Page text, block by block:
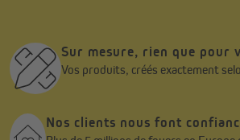
Sur mesure, rien que pour
Vos produits, créés exactement
Nos clients nous font